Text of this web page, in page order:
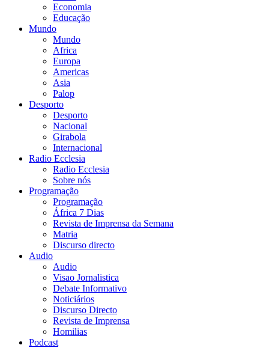
Economia
Educação
Mundo
Mundo
Africa
Europa
Americas
Asia
Palop
Desporto
Desporto
Nacional
Girabola
Internacional
Radio Ecclesia
Radio Ecclesia
Sobre nós
Programação
Programação
África 7 Dias
Revista de Imprensa da Semana
Matria
Discurso directo
Audio
Audio
Visao Jornalistica
Debate Informativo
Noticiários
Discurso Directo
Revista de Imprensa
Homilias
Podcast